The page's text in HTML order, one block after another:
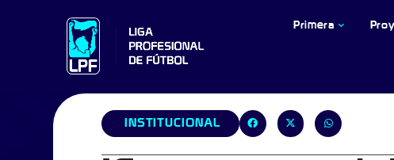
Primera
INSTITUCIONAL